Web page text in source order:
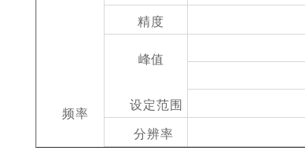
精度
峰值
频率
设定范围
分辨率